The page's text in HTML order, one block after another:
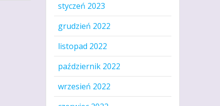
styczeń 2023
grudzień 2022
listopad 2022
październik 2022
wrzesień 2022